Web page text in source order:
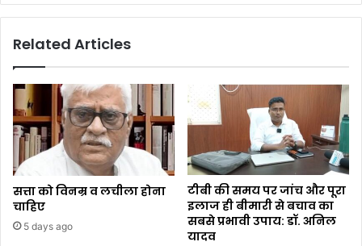
Related Articles
सत्ता को विनम्र व लचीला होना
चाहिए
5 days ago
टीबी की समय पर जांच और पूरा
इलाज ही बीमारी से बचाव का
सबसे प्रभावी उपाय: डॉ. अनिल
यादव